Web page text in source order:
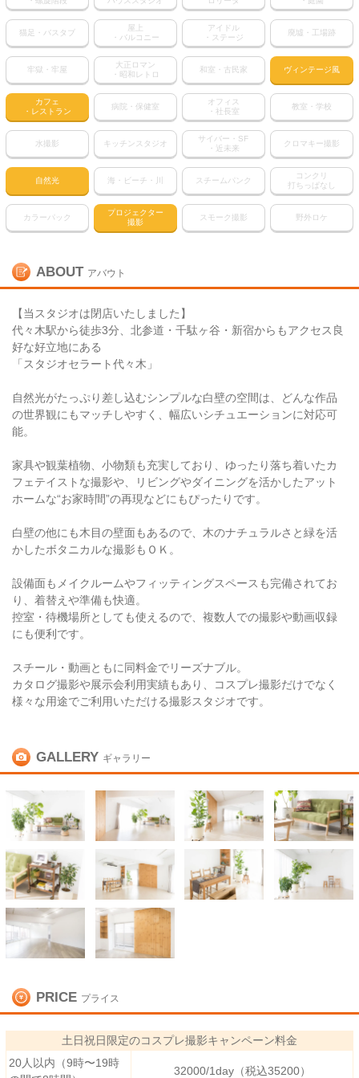
猫足・バスタブ
屋上
・バルコニー
アイドル
・ステージ
廃墟・工場跡
牢獄・牢屋
大正ロマン
・昭和レトロ
和室・古民家 ヴィンテージ風
カフェ
・レストラン
病院・保健室
オフィス
・社長室
教室・学校
水撮影 キッチンスタジオ
サイバー・SF
・近未来
クロマキー撮影
自然光 海・ビーチ・川 スチームパンク
コンクリ
打ちっぱなし
カラーパック
プロジェクター
撮影
スモーク撮影 野外ロケ
ABOUT アバウト
【当スタジオは閉店いたしました】
代々木駅から徒歩3分、北参道・千駄ヶ谷・新宿からもアクセス良
好な好立地にある
「スタジオセラート代々木」
自然光がたっぷり差し込むシンプルな白壁の空間は、どんな作品
の世界観にもマッチしやすく、幅広いシチュエーションに対応可
能。
家具や観葉植物、小物類も充実しており、ゆったり落ち着いたカ
フェテイストな撮影や、リビングやダイニングを活かしたアット
ホームな“お家時間”の再現などにもぴったりです。
白壁の他にも木目の壁面もあるので、木のナチュラルさと緑を活
かしたボタニカルな撮影もＯＫ。
設備面もメイクルームやフィッティングスペースも完備されてお
り、着替えや準備も快適。
控室・待機場所としても使えるので、複数人での撮影や動画収録
にも便利です。
スチール・動画ともに同料金でリーズナブル。
カタログ撮影や展示会利用実績もあり、コスプレ撮影だけでなく
様々な用途でご利用いただける撮影スタジオです。
GALLERY ギャラリー
PRICE プライス
土日祝日限定のコスプレ撮影キャンペーン料金
20人以内（9時〜19時
32000/​​1day（税込35200）